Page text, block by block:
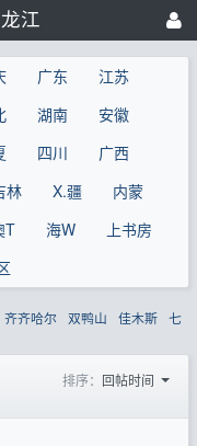
江
广东
江苏
湖南
安徽
四川
广西
林 X.疆
内蒙
T 海W
上书房
齐齐哈尔 双鸭山 佳木斯 七
排序： 回帖时间